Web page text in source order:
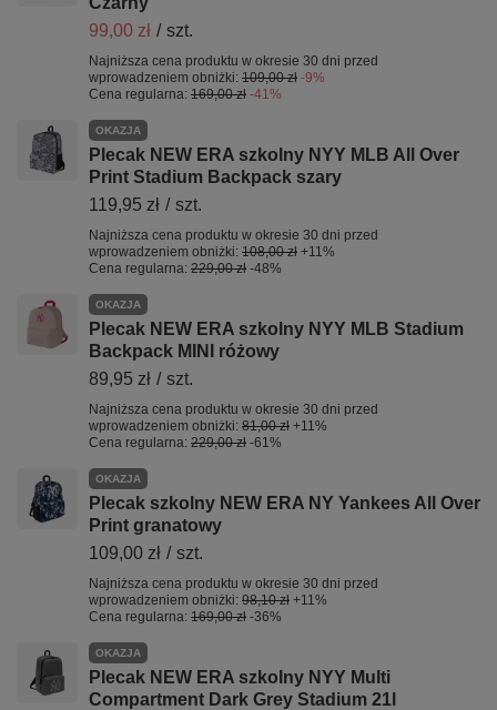
99,00 zł / szt.
Najniższa cena produktu w okresie 30 dni przed
wprowadzeniem obniżki: 109,00 zł -9%
Cena regularna: 169,00 zł -41%
OKAZJA
Plecak NEW ERA szkolny NYY MLB All Over
Print Stadium Backpack szary
119,95 zł / szt.
Najniższa cena produktu w okresie 30 dni przed
wprowadzeniem obniżki: 108,00 zł +11%
Cena regularna: 229,00 zł -48%
OKAZJA
Plecak NEW ERA szkolny NYY MLB Stadium
Backpack MINI różowy
89,95 zł / szt.
Najniższa cena produktu w okresie 30 dni przed
wprowadzeniem obniżki: 81,00 zł +11%
Cena regularna: 229,00 zł -61%
OKAZJA
Plecak szkolny NEW ERA NY Yankees All Over
Print granatowy
109,00 zł / szt.
Najniższa cena produktu w okresie 30 dni przed
wprowadzeniem obniżki: 98,10 zł +11%
Cena regularna: 169,00 zł -36%
OKAZJA
Plecak NEW ERA szkolny NYY Multi
Compartment Dark Grey Stadium 21l